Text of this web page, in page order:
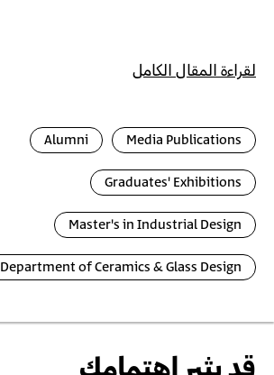
لقراءةالمقالالكامل
Media Publications
Alumni
Graduates' Exhibitions
Master's in Industrial Design
Department of Ceramics & Glass Design